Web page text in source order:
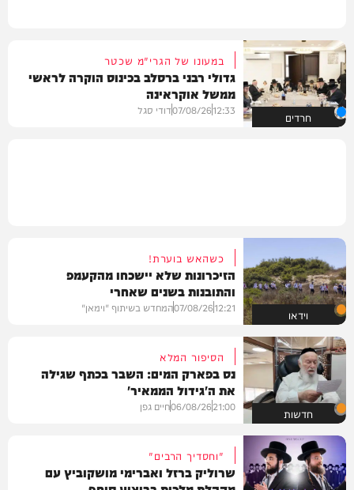
חרדים
במעונו של הגרי"מ שכטר
גדולי רבני ברסלב בכינוס הוקרה לראשי
ממשל אוקראינה
12:33
07/08/26דודי סגל
וידאו
כשהאש בוערת!
הזיכרונות שלא יישכחו מהקעמפ
והתובנות בשנים שאחרי
12:21
07/08/26המחדש בשיתוף "וימאן"
חדשות
הסיפור המלא
נס בפארק המים: השבר בכתף שגילה
את ה'גידול הממאיר'
21:00
06/08/26חיים גפן
"וחסדיך הרבים"
שרוליק ברזל ואברימי מושקוביץ עם